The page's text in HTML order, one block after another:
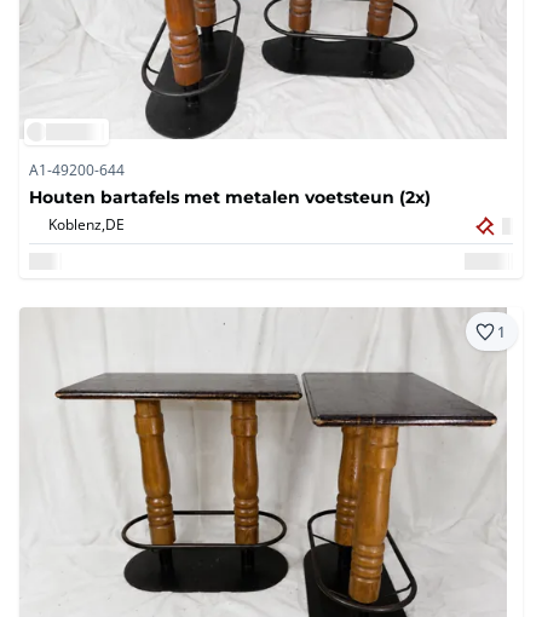
A1-49200-644
Houten bartafels met metalen voetsteun (2x)
Koblenz,DE
1